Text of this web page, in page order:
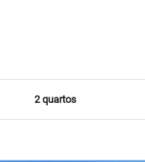
2 quartos